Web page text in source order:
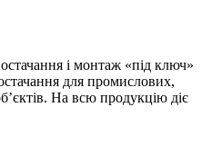
і монтаж «під ключ»
для промислових,
На всю продукцію діє